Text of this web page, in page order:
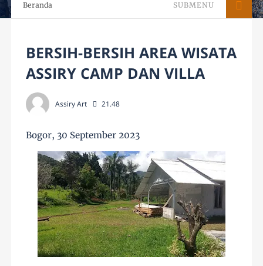
Beranda SUBMENU
BERSIH-BERSIH AREA WISATA
ASSIRY CAMP DAN VILLA
Assiry Art 21.48
Bogor, 30 September 2023